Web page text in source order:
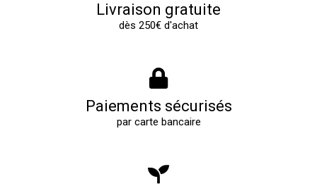
Livraison gratuite
dès 250€ d'achat
Paiements sécurisés
par carte bancaire